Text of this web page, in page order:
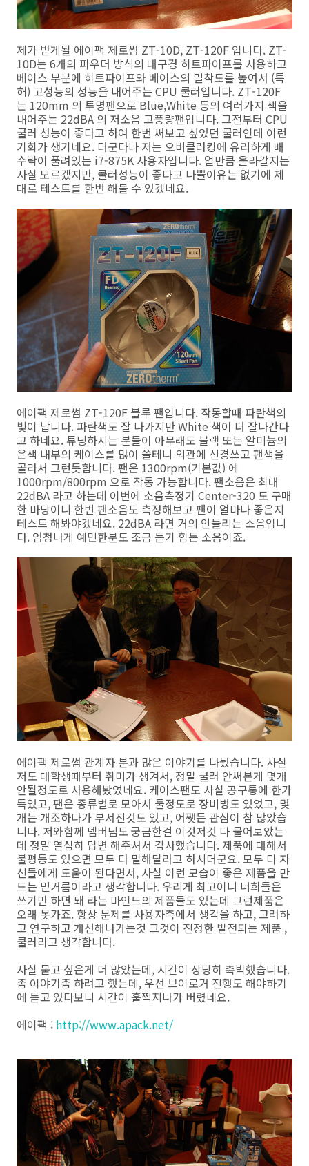
제가 받게될 에이팩 제로썸 ZT-10D, ZT-120F 입니다. ZT-
10D는 6개의 파우더 방식의 대구경 히트파이프를 사용하고
베이스 부분에 히트파이프와 베이스의 밀착도를 높여서 (특
허) 고성능의 성능을 내어주는 CPU 쿨러입니다. ZT-120F
는 120mm 의 투명팬으로 Blue,White 등의 여러가지 색을
내어주는 22dBA 의 저소음 고풍량팬입니다. 그전부터 CPU
쿨러 성능이 좋다고 하여 한번 써보고 싶었던 쿨러인데 이런
기회가 생기네요. 더군다나 저는 오버클러킹에 유리하게 배
수락이 풀려있는 i7-875K 사용자입니다. 얼만큼 올라갈지는
사실 모르겠지만, 쿨러성능이 좋다고 나쁠이유는 없기에 제
대로 테스트를 한번 해볼 수 있겠네요.
에이팩 제로썸 ZT-120F 블루 팬입니다. 작동할때 파란색의
빛이 납니다. 파란색도 잘 나가지만 White 색이 더 잘나간다
고 하네요. 튜닝하시는 분들이 아무래도 블랙 또는 알미늄의
은색 내부의 케이스를 많이 쓸테니 외관에 신경쓰고 팬색을
골라서 그런듯합니다. 팬은 1300rpm(기본값) 에
1000rpm/800rpm 으로 작동 가능합니다. 팬소음은 최대
22dBA 라고 하는데 이번에 소음측정기 Center-320 도 구매
한 마당이니 한번 팬소음도 측정해보고 팬이 얼마나 좋은지
테스트 해봐야겠네요. 22dBA 라면 거의 안들리는 소음입니
다. 엄청나게 예민한분도 조금 듣기 힘든 소음이죠.
에이팩 제로썸 관계자 분과 많은 이야기를 나눴습니다. 사실
저도 대학생때부터 취미가 생겨서, 정말 쿨러 안써본게 몇개
안될정도로 사용해봤었네요. 케이스팬도 사실 공구통에 한가
득있고, 팬은 종류별로 모아서 둘정도로 장비병도 있었고, 몇
개는 개조하다가 부서진것도 있고, 어쨋든 관심이 참 많았습
니다. 저와함께 뎀버님도 궁금한걸 이것저것 다 물어보았는
데 정말 열심히 답변 해주셔서 감사했습니다. 제품에 대해서
불평등도 있으면 모두 다 말해달라고 하시더군요. 모두 다 자
신들에게 도움이 된다면서, 사실 이런 모습이 좋은 제품을 만
드는 밑거름이라고 생각합니다. 우리게 최고이니 너희들은
쓰기만 하면 돼 라는 마인드의 제품들도 있는데 그런제품은
오래 못가죠. 항상 문제를 사용자측에서 생각을 하고, 고려하
고 연구하고 개선해나가는것 그것이 진정한 발전되는 제품 ,
쿨러라고 생각합니다.
사실 묻고 싶은게 더 많았는데, 시간이 상당히 촉박했습니다.
좀 이야기좀 하려고 했는데, 우선 브이로거 진행도 해야하기
에 듣고 있다보니 시간이 훌쩍지나가 버렸네요.
에이팩 : http://www.apack.net/